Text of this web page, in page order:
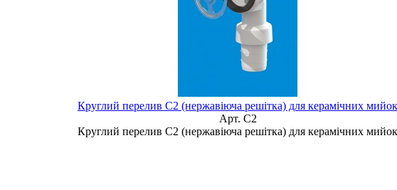
Круглий перелив С2 (нержавіюча решітка) для керамічних мийок
Арт. C2
Круглий перелив С2 (нержавіюча решітка) для керамічних мийок